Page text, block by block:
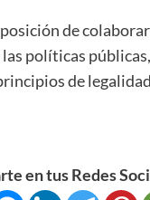
de
políticas
de
en tus Redes